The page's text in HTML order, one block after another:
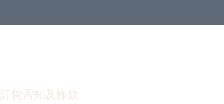
訂貨需知及條款